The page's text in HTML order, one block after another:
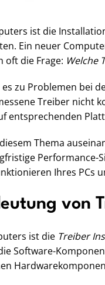
ist die
Ein neuer
oft die Frage: Welche
zu Problemen bei
Treiber nicht
entsprechenden
Thema
Performance-
Ihres PCs
von
ist die Treiber
Software-